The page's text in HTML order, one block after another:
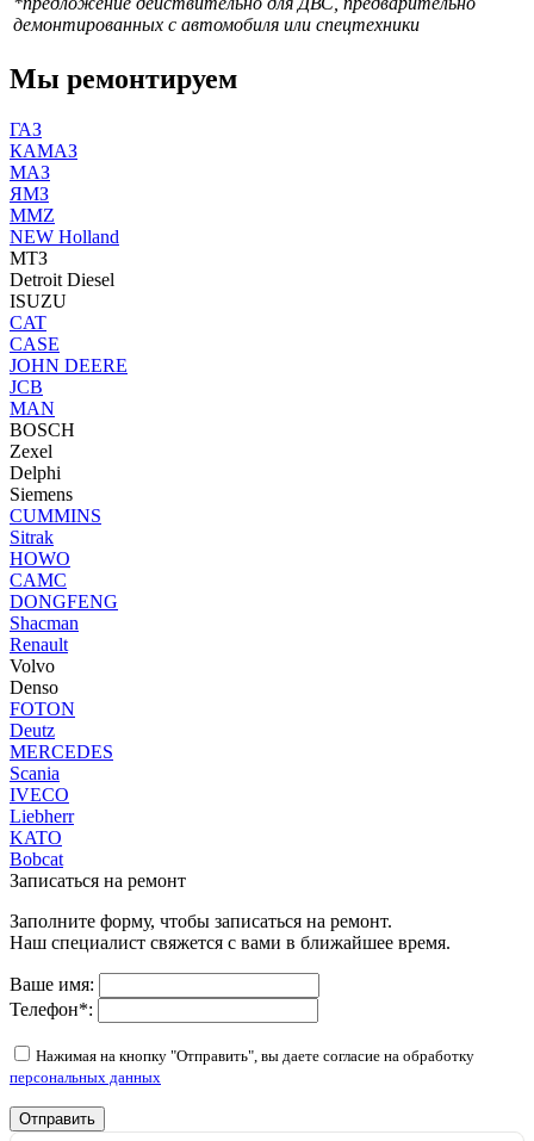
демонтированных с автомобиля или спецтехники
Мы ремонтируем
ГАЗ
КАМАЗ
МАЗ
ЯМЗ
MMZ
NEW Holland
МТЗ
Detroit Diesel
ISUZU
CAT
CASE
JOHN DEERE
JCB
MAN
BOSCH
Zexel
Delphi
Siemens
CUMMINS
Sitrak
HOWO
CAMC
DONGFENG
Shacman
Renault
Volvo
Denso
FOTON
Deutz
MERCEDES
Scania
IVECO
Liebherr
KATO
Bobcat
Записаться на ремонт
Заполните форму, чтобы записаться на ремонт.
Наш специалист свяжется с вами в ближайшее время.
Ваше имя:
Телефон*:
Нажимая на кнопку "Отправить", вы даете согласие на обработку
персональных данных
Отправить